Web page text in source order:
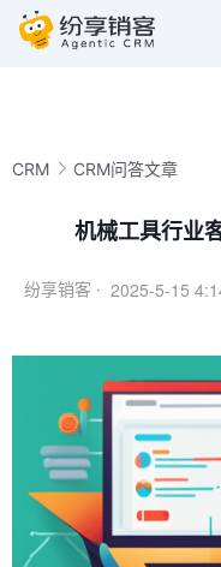
CRM CRM问答文章
机械工具行业
纷享销客 · 2025-5-15